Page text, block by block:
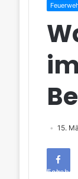
15.
Facebook